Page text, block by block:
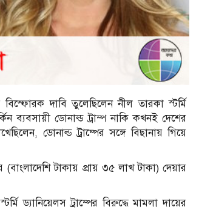
দাবি তুলেছিলেন নীল তারকা স্টর্মি
ব্যবসায়ী ডোনাল্ড ট্রাম্প নাকি কখনই দেশের
ডোনাল্ড ট্রাম্পের সঙ্গে বিছানায় গিয়ে
টাকায় প্রায় ৩৫ লাখ টাকা) দেয়ার
ড্যানিয়েলস ট্রাম্পের বিরুদ্ধে মামলা দায়ের